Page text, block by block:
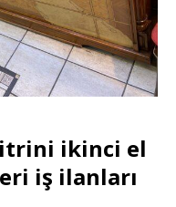
ikinci el
iş ilanları